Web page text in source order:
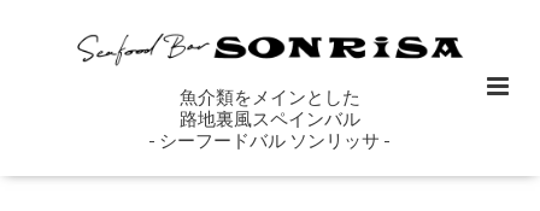
魚介類をメインとした
路地裏風スペインバル
- シーフードバル ソンリッサ -